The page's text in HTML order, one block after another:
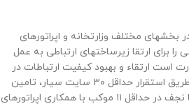
بخشهای مختلف وزارتخانه و اپراتورهای
برای ارتقا زیرساختهای ارتباطی به عمل
است ارتقاء و بهبود کیفیت ارتباطات در
مرزهای غرب و جنوب غربی از طریق استقرار حداقل ۳۰ سایت سیار، تامین
اینترنت رایگان از مسیر کربلا تا نجف در حداقل ۱۱ موکب با همکاری اپراتورهای